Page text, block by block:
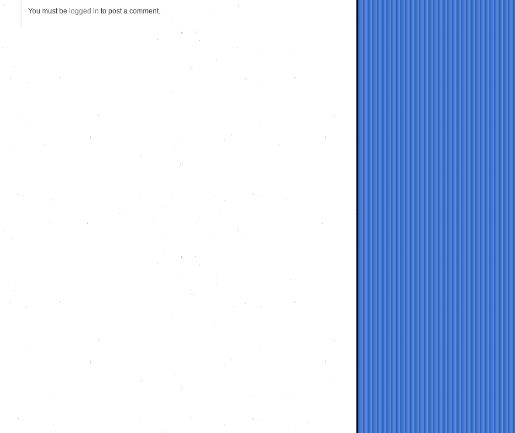
You must be logged in to post a comment.